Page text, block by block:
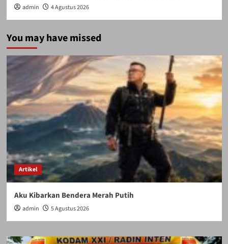
admin 4 Agustus 2026
You may have missed
Artikel
Aku Kibarkan Bendera Merah Putih
admin 5 Agustus 2026